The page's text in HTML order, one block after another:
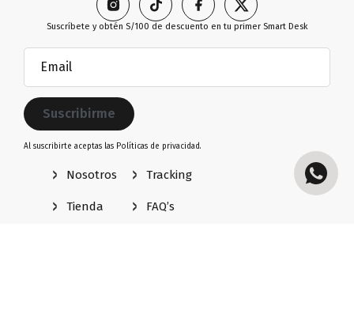
Nosotros
Tienda
Tracking
FAQ’s
Suscríbete y obtén S/100 de descuento en tu primer Smart Desk
(Obligatorio)
Al suscribirte aceptas las Políticas de privacidad.